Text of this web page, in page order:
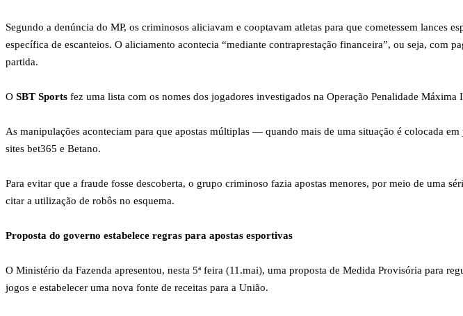
Segundo a denúncia do MP, os criminosos aliciavam e cooptavam atletas para que cometessem
específica de escanteios. O aliciamento acontecia “mediante contraprestação financeira”, ou seja, com
partida.
O SBT Sports fez uma lista com os nomes dos jogadores investigados na Operação Penalidade Máxima
As manipulações aconteciam para que apostas múltiplas — quando mais de uma situação é colocada
sites bet365 e Betano.
Para evitar que a fraude fosse descoberta, o grupo criminoso fazia apostas menores, por meio de uma
citar a utilização de robôs no esquema.
Proposta do governo estabelece regras para apostas esportivas
O Ministério da Fazenda apresentou, nesta 5ª feira (11.mai), uma proposta de Medida Provisória para
jogos e estabelecer uma nova fonte de receitas para a União.